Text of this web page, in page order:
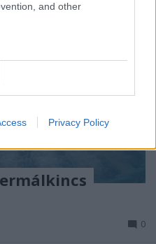
and other
Privacy Policy
0